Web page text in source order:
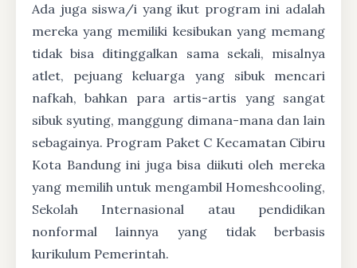
Ada juga siswa/i yang ikut program ini adalah
mereka yang memiliki kesibukan yang memang
tidak bisa ditinggalkan sama sekali, misalnya
atlet, pejuang keluarga yang sibuk mencari
nafkah, bahkan para artis-artis yang sangat
sibuk syuting, manggung dimana-mana dan lain
sebagainya. Program Paket C Kecamatan Cibiru
Kota Bandung ini juga bisa diikuti oleh mereka
yang memilih untuk mengambil Homeshcooling,
Sekolah Internasional atau pendidikan
nonformal lainnya yang tidak berbasis
kurikulum Pemerintah.